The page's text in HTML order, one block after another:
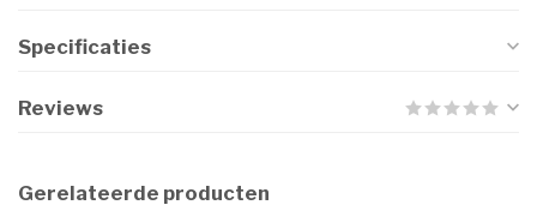
Specificaties
Reviews
Gerelateerde producten